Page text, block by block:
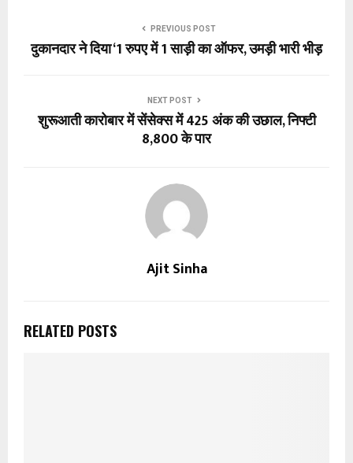
PREVIOUS POST
दुकानदार ने दिया ‘1 रुपए में 1 साड़ी का ऑफर, उमड़ी भारी भीड़
NEXT POST
शुरूआती कारोबार में सेंसेक्स में 425 अंक की उछाल, निफ्टी
8,800 के पार
Ajit Sinha
RELATED POSTS